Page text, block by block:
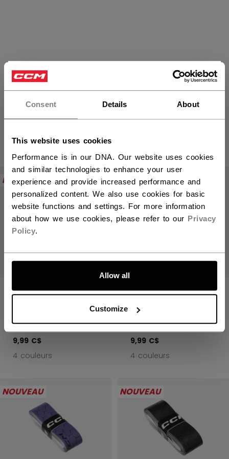
Consent Details About
This website uses cookies
Performance is in our DNA. Our website uses cookies
and similar technologies to enhance your user
experience and provide increased performance and
personalized content. We also use cookies for basic
website functions and settings. For more information
about how we use cookies, please refer to our Privacy
Policy.
Allow all
Customize
Vous souhaitez expédier des
produits aux États-Unis ?
ALLONS-Y !
Accessoires pour bâtons
PRODUITS
NOUVEAU
RUBAN
9,99 C$
4 couleurs
NOUVEAU
RUBAN
POUR BÂTON
9,99 C$
4 couleurs
NOUVEAU NOUVEAU